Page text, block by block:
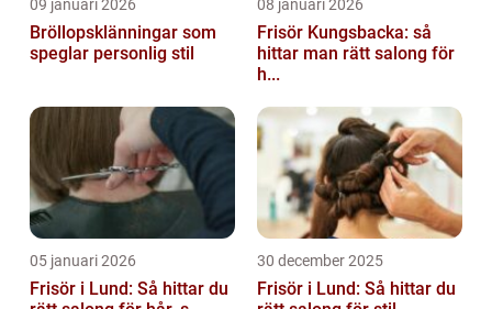
09 januari 2026
Bröllopsklänningar som
speglar personlig stil
08 januari 2026
Frisör Kungsbacka: så
hittar man rätt salong för
h...
05 januari 2026
Frisör i Lund: Så hittar du
30 december 2025
Frisör i Lund: Så hittar du